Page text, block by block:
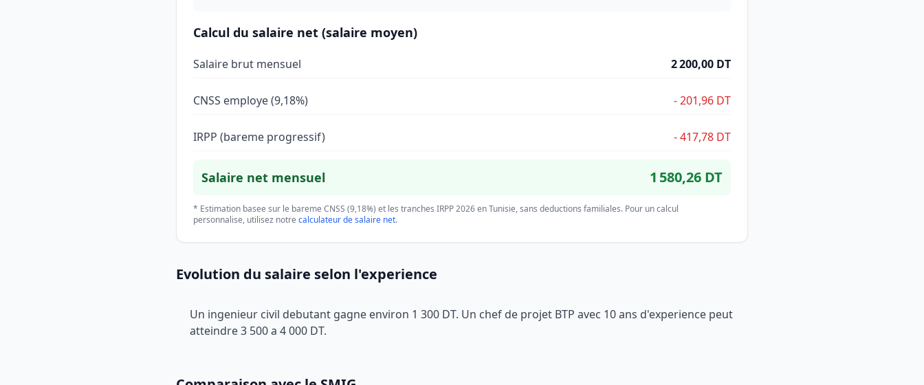
Calcul du salaire net (salaire moyen)
Salaire brut mensuel 2 200,00 DT
CNSS employe (9,18%) -201,96 DT
IRPP (bareme progressif) -417,78 DT
Salaire net mensuel 1 580,26 DT
* Estimation basee sur le bareme CNSS (9,18%) et les tranches IRPP 2026 en Tunisie, sans deductions familiales. Pour un calcul
personnalise, utilisez notre calculateur de salaire net.
Evolution du salaire selon l'experience
Un ingenieur civil debutant gagne environ 1 300 DT. Un chef de projet BTP avec 10 ans d'experience peut
atteindre 3 500 a 4 000 DT.